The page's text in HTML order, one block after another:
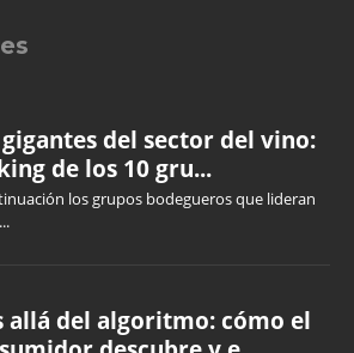
gigantes del sector del vino:
de los 10 gru...
los grupos bodegueros que lideran
allá del algoritmo: cómo el